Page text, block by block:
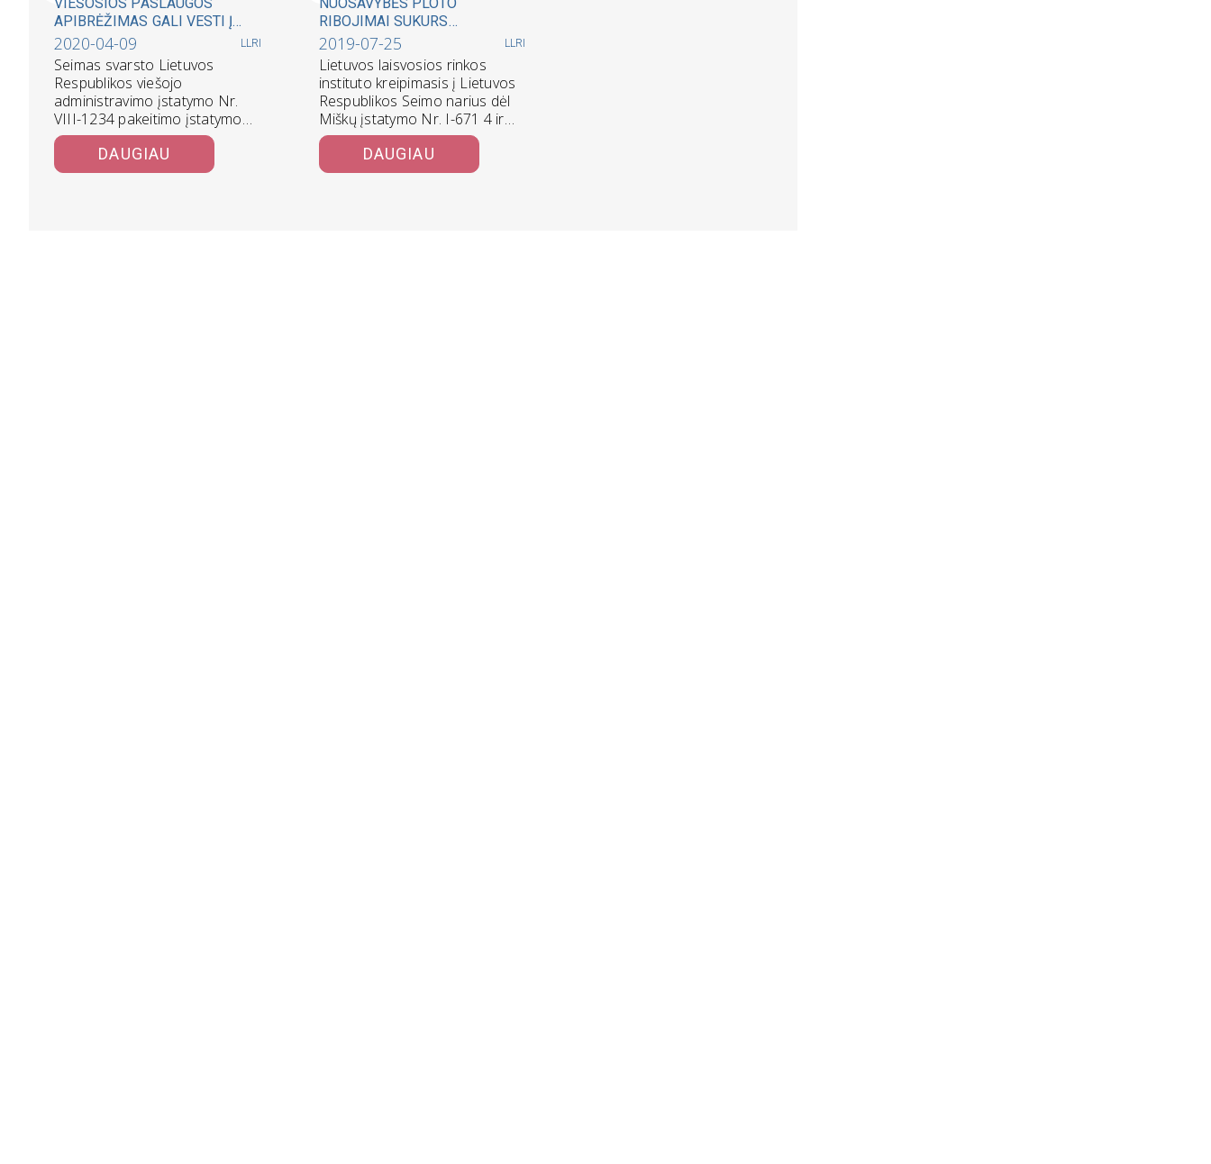
VIEŠOSIOS PASLAUGOS
APIBRĖŽIMAS GALI VESTI Į
NEPAGRĮSTĄ PASLAUGŲ IR
ATSKIRŲ RINKŲ
NACIONALIZAVIMĄ
2020-04-09 LLRI
Seimas svarsto Lietuvos
Respublikos viešojo
administravimo įstatymo Nr.
VIII-1234 pakeitimo įstatymo
projektą Nr. XIIIP-4142[1],
kuriuo keičiamas Viešojo
administravimo įstatymas
DAUGIAU
NUOSAVYBĖS PLOTO
RIBOJIMAI SUKURS
PRIVILEGIJAS DALIAI
SAVININKŲ
2019-07-25 LLRI
Lietuvos laisvosios rinkos
instituto kreipimasis į Lietuvos
Respublikos Seimo narius dėl
Miškų įstatymo Nr. I-671 4 ir
4(1) straipsnių pakeitimo…
DAUGIAU